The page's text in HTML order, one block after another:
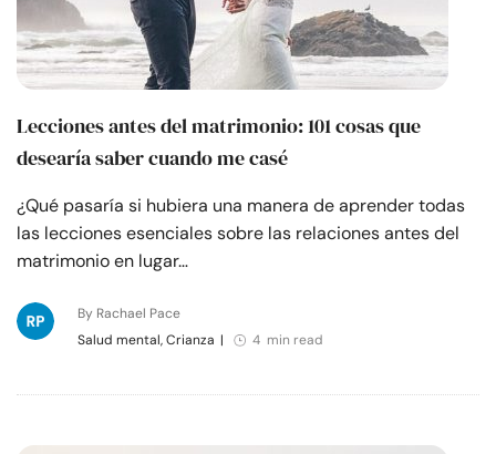
Lecciones antes del matrimonio: 101 cosas que
desearía saber cuando me casé
¿Qué pasaría si hubiera una manera de aprender todas
las lecciones esenciales sobre las relaciones antes del
matrimonio en lugar…
By Rachael Pace
Salud mental, Crianza | 4 min read